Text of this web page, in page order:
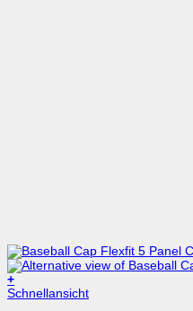
+
Dieses
Schnellansicht